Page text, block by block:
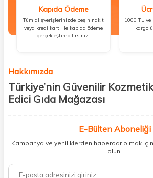
Kapıda Ödeme
Tüm alışverişlerinizde peşin nakit
veya kredi kartı ile kapıda ödeme
gerçekleştirebilirsiniz.
1000 TL
kargo
Hakkımızda
Türkiye’nin Güvenilir
Edici Gıda Mağazası
kişisel bakım hem de takviye edici gıda
buluşturuyoruz. Artık mağaza mağaza
ihtiyacınız olan her şeyi tek bir çatı altında
%100 orijinal kozmetik ve sağlık ürünleriyle
E-Bülten Aboneliği
Kampanya ve yeniliklerden haberdar olmak
olun!